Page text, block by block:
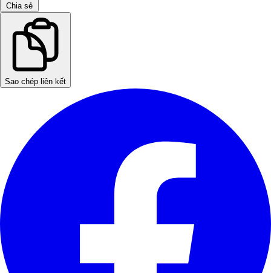
Chia sẻ
Sao chép liên kết